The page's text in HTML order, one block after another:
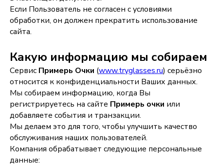
Если Пользователь не согласен с условиями
обработки, он должен прекратить использование
сайта.
Какую информацию мы собираем
Сервис Примерь Очки (www.tryglasses.ru) серьёзно
относится к конфиденциальности Ваших данных.
Мы собираем информацию, когда Вы
регистрируетесь на сайте Примерь очки или
добавляете события и транзакции.
Мы делаем это для того, чтобы улучшить качество
обслуживания наших пользователей.
Компания обрабатывает следующие персональные
данные: